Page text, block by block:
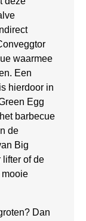
waarmee
Een
hierdoor in
Egg
barbecue
de
Big
lifter of de
mooie
Dan